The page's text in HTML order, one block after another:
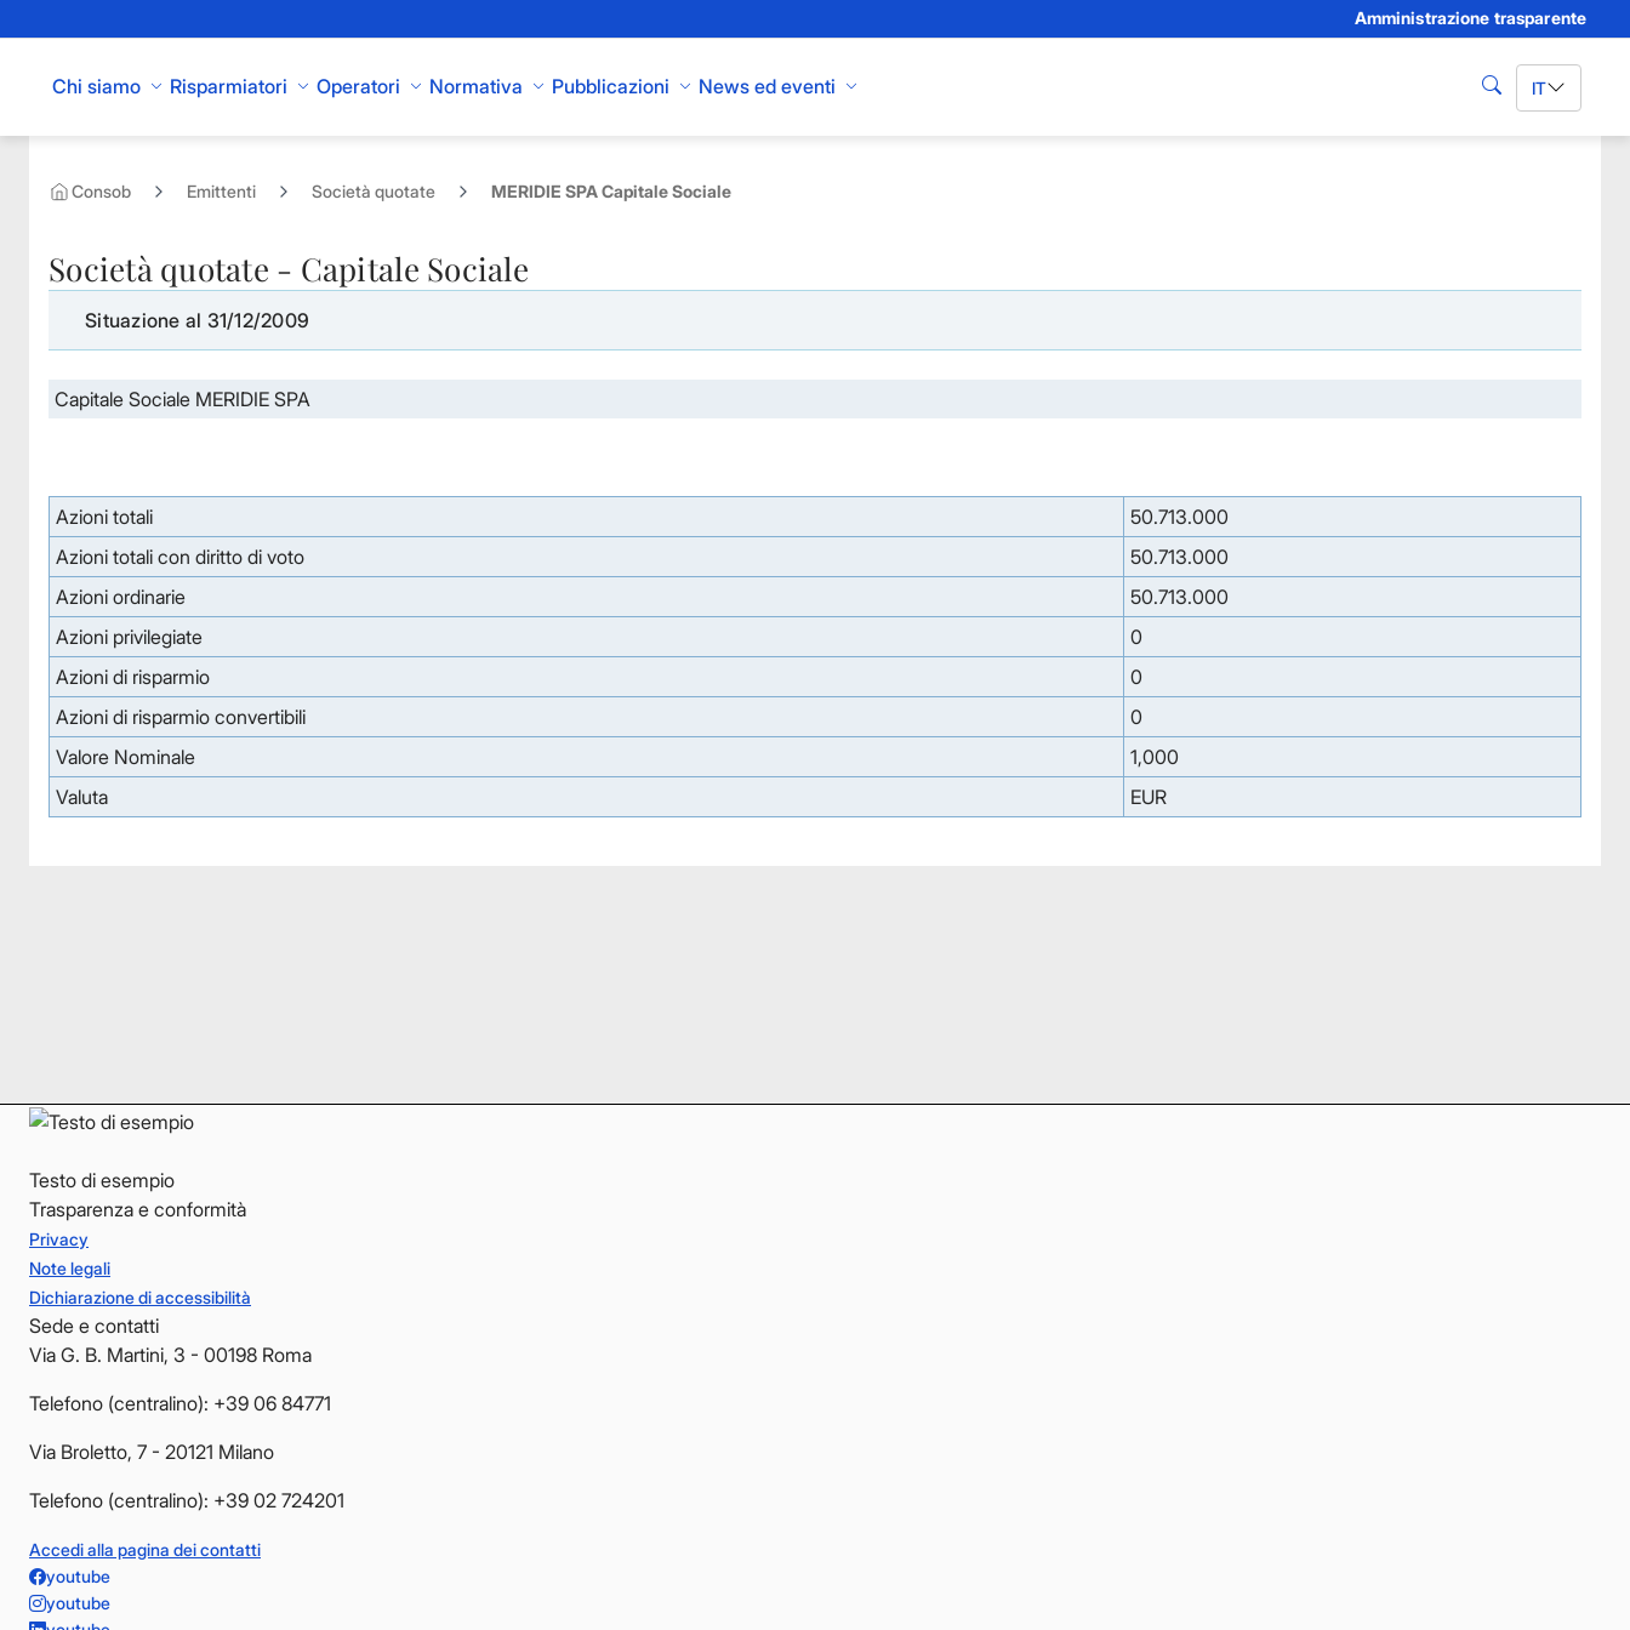
Amministrazione trasparente
Chi siamo Risparmiatori Operatori Normativa Pubblicazioni News ed eventi cerca IT
Consob Emittenti Società quotate MERIDIE SPA Capitale Sociale
Società quotate - Capitale Sociale
Situazione al 31/12/2009
Capitale Sociale MERIDIE SPA
Azioni totali
50.713.000
Azioni totali con diritto di voto
50.713.000
Azioni ordinarie
50.713.000
Azioni privilegiate
0
Azioni di risparmio
0
Azioni di risparmio convertibili
0
Valore Nominale
1,000
Valuta
EUR
Testo di esempio
Trasparenza e conformità
Privacy
Note legali
Dichiarazione di accessibilità
Sede e contatti
Via G. B. Martini, 3 - 00198 Roma
Telefono (centralino): +39 06 84771
Via Broletto, 7 - 20121 Milano
Telefono (centralino): +39 02 724201
Accedi alla pagina dei contatti
youtube
youtube